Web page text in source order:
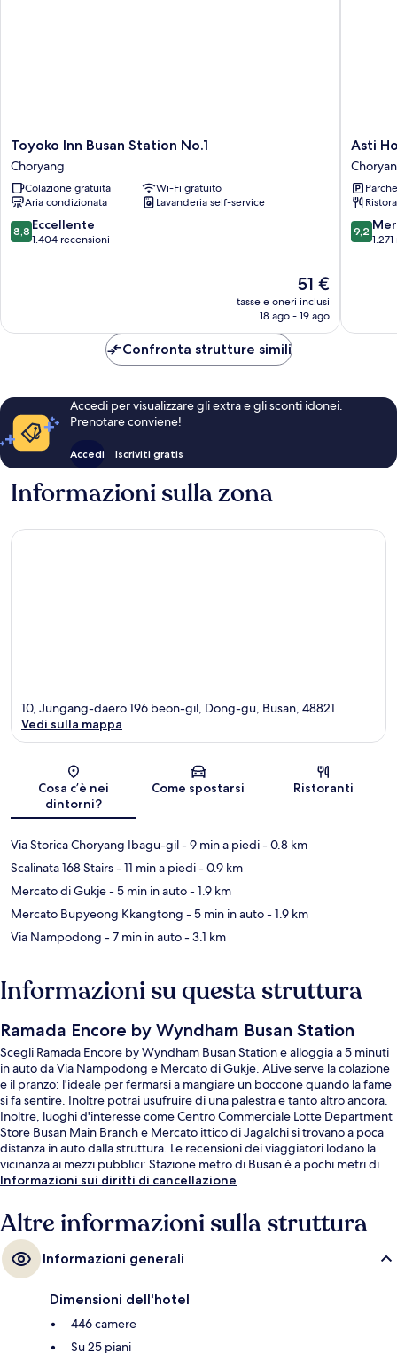
Toyoko
Inn
Busan
Station
No.1
Choryang
Toyoko Inn Busan Station No.1
Choryang
Colazione gratuita
Wi-Fi gratuito
Aria condizionata
Lavanderia self-service
8.8
su
8,8 Eccellente
1.404 recensioni
Il
prezzo
attuale
51 €
tasse e oneri inclusi
18 ago - 19 ago
Asti
Hotel
Busan
Station
Asti
9.2
su
9,2
Confronta strutture simili
Accedi per visualizzare gli extra e gli sconti idonei.
Prenotare conviene!
Accedi Iscriviti gratis
Informazioni sulla zona
Mappa
10, Jungang-daero 196 beon-gil, Dong-gu, Busan, 48821
Vedi sulla mappa
Cosa c’è nei
dintorni?
Come spostarsi Ristoranti
Via Storica Choryang Ibagu-gil- 9 min a piedi- 0.8 km
Scalinata 168 Stairs- 11 min a piedi- 0.9 km
Mercato di Gukje- 5 min in auto- 1.9 km
Mercato Bupyeong Kkangtong - 5 min in auto- 1.9 km
Via Nampodong - 7 min in auto- 3.1 km
Informazioni su questa struttura
Ramada Encore by Wyndham Busan Station
Scegli Ramada Encore by Wyndham Busan Station e alloggia a 5 minuti
in auto da Via Nampodong e Mercato di Gukje. ALive serve la colazione
e il pranzo: l'ideale per fermarsi a mangiare un boccone quando la fame
si fa sentire. Inoltre potrai usufruire di una palestra e tanto altro ancora.
Inoltre, luoghi d'interesse come Centro Commerciale Lotte Department
Store Busan Main Branch e Mercato ittico di Jagalchi si trovano a poca
distanza in auto dalla struttura. Le recensioni dei viaggiatori lodano la
vicinanza ai mezzi pubblici: Stazione metro di Busan è a pochi metri di
distanza e Stazione di Choryang si trova a 13 min a piedi.
Informazioni sui diritti di cancellazione
Altre informazioni sulla struttura
Informazioni generali
Dimensioni dell'hotel
446 camere
Su 25 piani